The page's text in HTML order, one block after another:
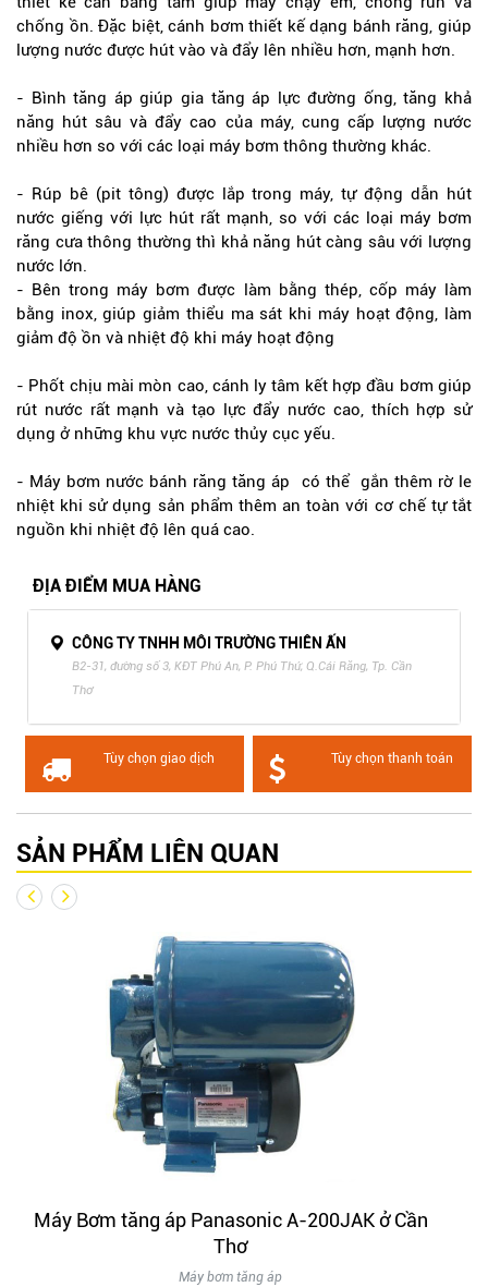
chống ồn. Đặc biệt, cánh bơm thiết kế dạng bánh răng, giúp
lượng nước được hút vào và đẩy lên nhiều hơn, mạnh hơn.
- Bình tăng áp giúp gia tăng áp lực đường ống, tăng khả
năng hút sâu và đẩy cao của máy, cung cấp lượng nước
nhiều hơn so với các loại máy bơm thông thường khác.
- Rúp bê (pit tông) được lắp trong máy, tự động dẫn hút
nước giếng với lực hút rất mạnh, so với các loại máy bơm
răng cưa thông thường thì khả năng hút càng sâu với lượng
nước lớn.
- Bên trong máy bơm được làm bằng thép, cốp máy làm
bằng inox, giúp giảm thiểu ma sát khi máy hoạt động, làm
giảm độ ồn và nhiệt độ khi máy hoạt động
- Phốt chịu mài mòn cao, cánh ly tâm kết hợp đầu bơm giúp
rút nước rất mạnh và tạo lực đẩy nước cao, thích hợp sử
dụng ở những khu vực nước thủy cục yếu.
- Máy bơm nước bánh răng tăng áp có thể gắn thêm rờ le
nhiệt khi sử dụng sản phẩm thêm an toàn với cơ chế tự tắt
nguồn khi nhiệt độ lên quá cao.
ĐỊA ĐIỂM MUA HÀNG
CÔNG TY TNHH MÔI TRƯỜNG THIÊN ẤN
B2-31, đường số 3, KĐT Phú An, P. Phú Thứ, Q.Cái Răng, Tp. Cần
Thơ
Tùy chọn giao dịch Tùy chọn thanh toán
SẢN PHẨM LIÊN QUAN
Máy Bơm tăng áp Panasonic A-200JAK ở Cần
Thơ
Máy bơm tăng áp